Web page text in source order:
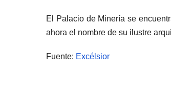
El Palacio de Minería se
ahora el nombre de su ilustre
Fuente: Excélsior